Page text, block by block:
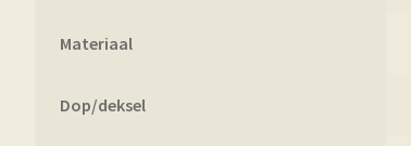
Materiaal
Dop/deksel